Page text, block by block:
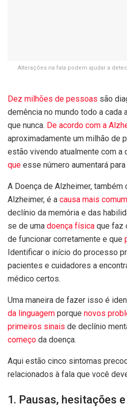
Alterações na fala podem ajudar a
Dez milhões de pessoas são
demência no mundo todo a cada
que nunca. De acordo com a
aproximadamente um milhão de
estão vivendo atualmente com a
que esse número aumentará
A Doença de Alzheimer, também
Alzheimer, é a causa mais
declínio da memória e das
se de uma doença física que faz
de funcionar corretamente e que
Identificar o início do processo
pacientes e cuidadores a
médico certos.
Uma maneira de fazer isso é
da linguagem porque novos
primeiros sinais de declínio
começo da doença.
Aqui estão cinco sintomas
relacionados à fala que você
1. Pausas, hesitações